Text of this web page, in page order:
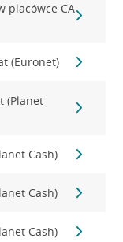
placówce CA
(Euronet)
(Planet
Cash)
Cash)
Cash)